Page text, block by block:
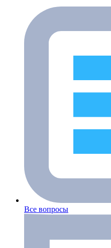
Все вопросы